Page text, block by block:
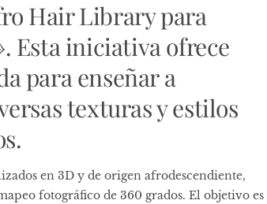
Hair Library para
. Esta iniciativa ofrece
para enseñar a
texturas y estilos
en 3D y de origen afrodescendiente,
fotográfico de 360 ​​grados. El objetivo es